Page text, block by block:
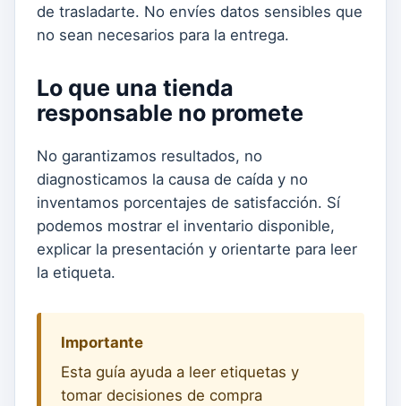
de trasladarte. No envíes datos sensibles que
no sean necesarios para la entrega.
Lo que una tienda
responsable no promete
No garantizamos resultados, no
diagnosticamos la causa de caída y no
inventamos porcentajes de satisfacción. Sí
podemos mostrar el inventario disponible,
explicar la presentación y orientarte para leer
la etiqueta.
Importante
Esta guía ayuda a leer etiquetas y
tomar decisiones de compra